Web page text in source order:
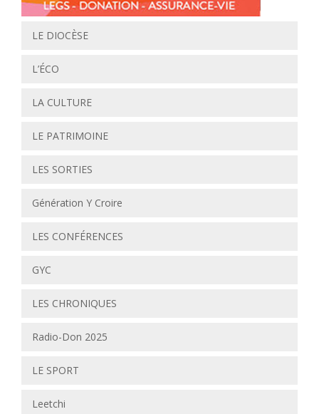
LE DIOCÈSE
L’ÉCO
LA CULTURE
LE PATRIMOINE
LES SORTIES
Génération Y Croire
LES CONFÉRENCES
GYC
LES CHRONIQUES
Radio-Don 2025
LE SPORT
Leetchi